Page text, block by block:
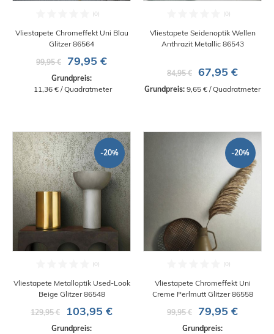
Vliestapete Chromeffekt Uni Blau
Glitzer 86564
99,95 €
79,95 €
Grundpreis:
11,36 € / Quadratmeter
Vliestapete Seidenoptik Wellen
Anthrazit Metallic 86543
84,95 € 67,95 €
Grundpreis: 9,65 € / Quadratmeter
-20%
Vliestapete Metalloptik Used-Look
Beige Glitzer 86548
129,95 €
103,95 €
Grundpreis:
-20%
Vliestapete Chromeffekt Uni
Creme Perlmutt Glitzer 86558
99,95 €
79,95 €
Grundpreis: